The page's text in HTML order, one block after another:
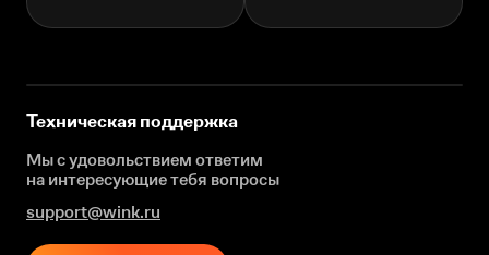
Техническая поддержка
Мы с удовольствием ответим
на интересующиетебя вопросы
support@wink.ru